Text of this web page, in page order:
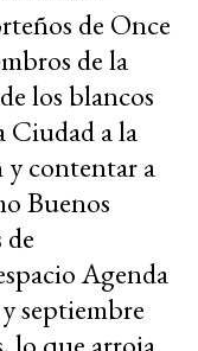
de Once
de la
los blancos
Ciudad a la
y contentar a
Buenos
Agenda
septiembre